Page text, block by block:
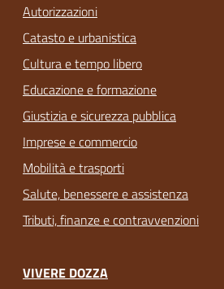
Autorizzazioni
Catasto e urbanistica
Cultura e tempo libero
Educazione e formazione
Giustizia e sicurezza pubblica
Imprese e commercio
Mobilità e trasporti
Salute, benessere e assistenza
Tributi, finanze e contravvenzioni
VIVERE DOZZA